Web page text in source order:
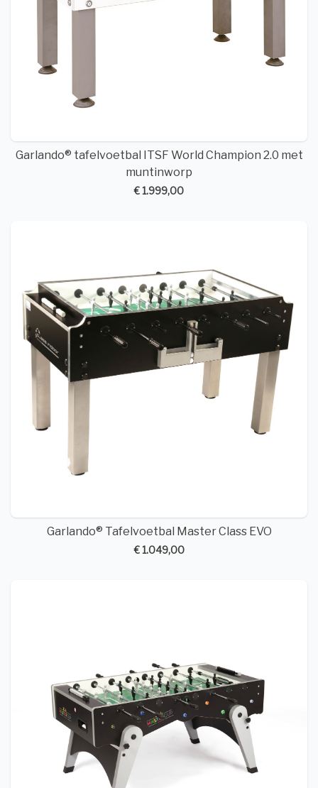
Garlando® tafelvoetbal ITSF World Champion 2.0 met
muntinworp
€ 1.999,00
Garlando® Tafelvoetbal Master Class EVO
€ 1.049,00